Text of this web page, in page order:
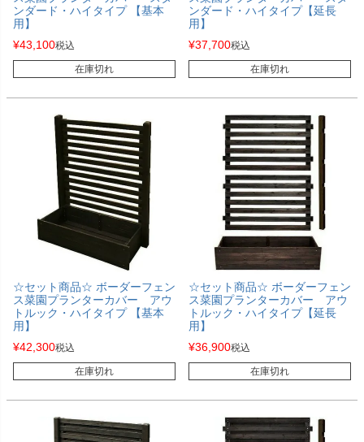
ンダード・ハイタイプ 【基本
用】
¥43,100税込
在庫切れ
ンダード・ハイタイプ【延長
用】
¥37,700税込
在庫切れ
☆セット商品☆ ボーダーフェン
ス菜園プランターカバー アウ
トルック・ハイタイプ 【基本
用】
¥42,300税込
在庫切れ
☆セット商品☆ ボーダーフェン
ス菜園プランターカバー アウ
トルック・ハイタイプ【延長
用】
¥36,900税込
在庫切れ